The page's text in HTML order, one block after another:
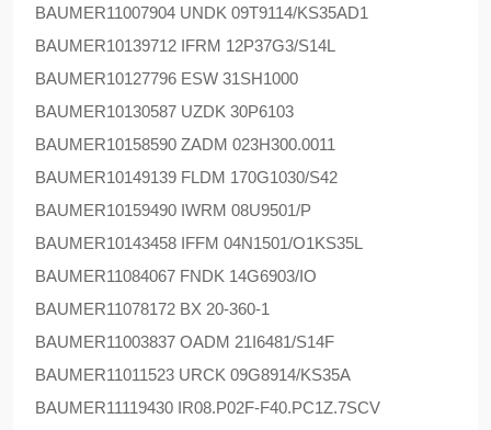
BAUMER11007904 UNDK 09T9114/KS35AD1
BAUMER10139712 IFRM 12P37G3/S14L
BAUMER10127796 ESW 31SH1000
BAUMER10130587 UZDK 30P6103
BAUMER10158590 ZADM 023H300.0011
BAUMER10149139 FLDM 170G1030/S42
BAUMER10159490 IWRM 08U9501/P
BAUMER10143458 IFFM 04N1501/O1KS35L
BAUMER11084067 FNDK 14G6903/IO
BAUMER11078172 BX 20-360-1
BAUMER11003837 OADM 21I6481/S14F
BAUMER11011523 URCK 09G8914/KS35A
BAUMER11119430 IR08.P02F-F40.PC1Z.7SCV